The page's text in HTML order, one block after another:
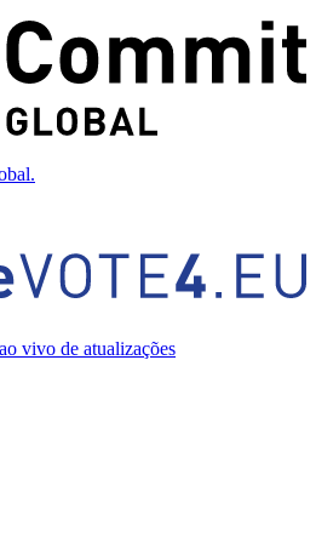
vivo de atualizações